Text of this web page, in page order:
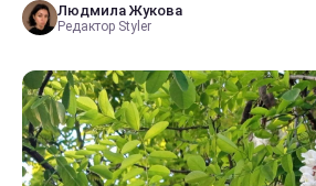
Людмила Жукова
Редактор Styler